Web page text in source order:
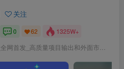
关注
0 62 1325W+